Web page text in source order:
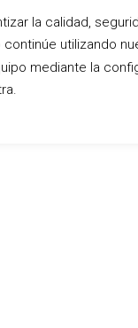
Conócenos
la calidad,
utilizando
mediante la